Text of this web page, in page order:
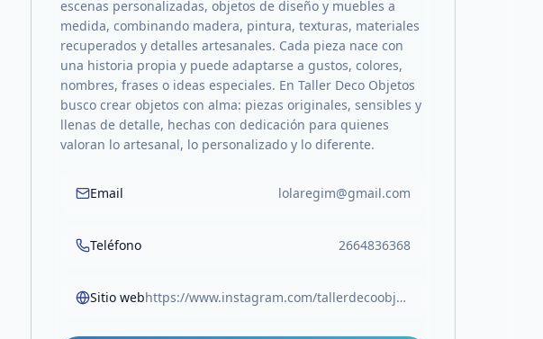
escenas personalizadas, objetos de diseño y muebles a
medida, combinando madera, pintura, texturas, materiales
recuperados y detalles artesanales. Cada pieza nace con
una historia propia y puede adaptarse a gustos, colores,
nombres, frases o ideas especiales. En Taller Deco Objetos
busco crear objetos con alma: piezas originales, sensibles y
llenas de detalle, hechas con dedicación para quienes
valoran lo artesanal, lo personalizado y lo diferente.
Email lolaregim@gmail.com
Teléfono 2664836368
Sitio web https://www.instagram.com/tallerdecoobjetos